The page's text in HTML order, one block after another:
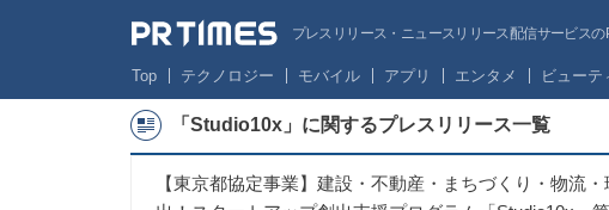
プレスリリース・ニュースリリース配信サービスの
Top テクノロジー モバイル アプリ エンタメ ビューテ
「Studio10x」に関するプレスリリース一覧
【東京都協定事業】建設・不動産・まちづくり・物流